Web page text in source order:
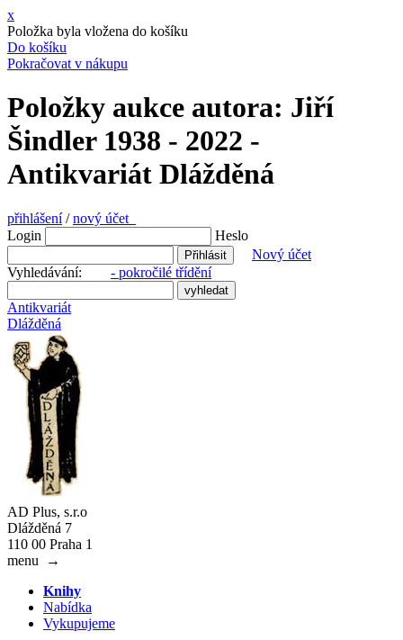
x
Položka byla vložena do košíku
Do košíku
Pokračovat v nákupu
Položky aukce autora: Jiří
Šindler 1938 - 2022 -
Antikvariát Dlážděná
přihlášení/nový účet
Login
Heslo
Nový účet
Vyhledávání: - pokročilé třídění
Antikvariát
Dlážděná
AD Plus, s.r.o
Dlážděná 7
110 00 Praha 1
menu
→
Knihy
Nabídka
Vykupujeme